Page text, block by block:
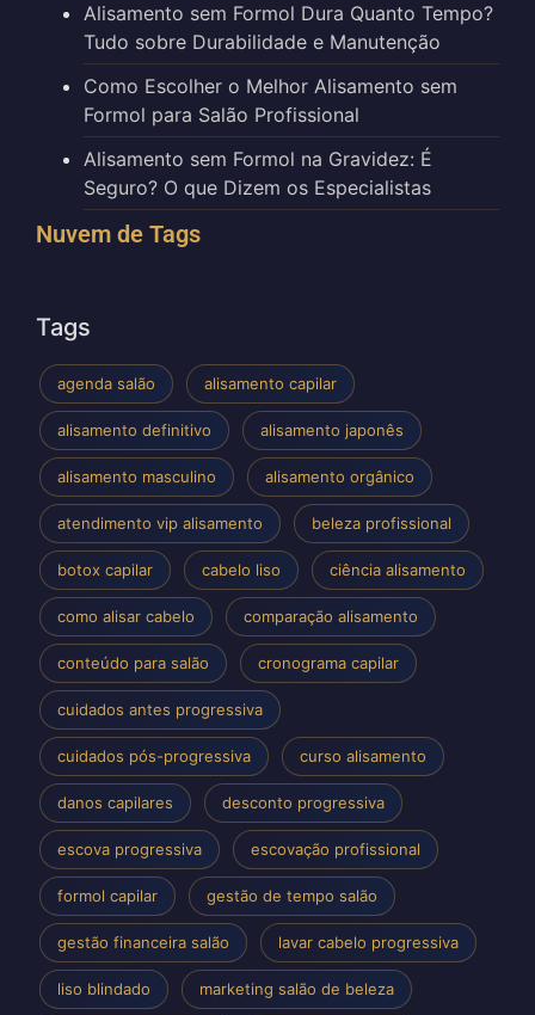
Alisamento sem Formol Dura Quanto Tempo?
Tudo sobre Durabilidade e Manutenção
Como Escolher o Melhor Alisamento sem
Formol para Salão Profissional
Alisamento sem Formol na Gravidez: É
Seguro? O que Dizem os Especialistas
Nuvem de Tags
Tags
agenda salão alisamento capilar
alisamento definitivo alisamento japonês
alisamento masculino alisamento orgânico
atendimento vip alisamento beleza profissional
botox capilar cabelo liso ciência alisamento
como alisar cabelo comparação alisamento
conteúdo para salão cronograma capilar
cuidados antes progressiva
cuidados pós-progressiva curso alisamento
danos capilares desconto progressiva
escova progressiva escovação profissional
formol capilar gestão de tempo salão
gestão financeira salão lavar cabelo progressiva
liso blindado marketing salão de beleza